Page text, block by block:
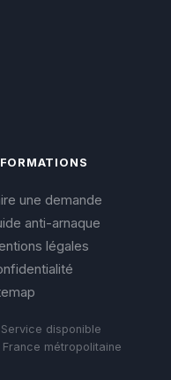
une demande
anti-arnaque
légales
Service disponible
France métropolitaine